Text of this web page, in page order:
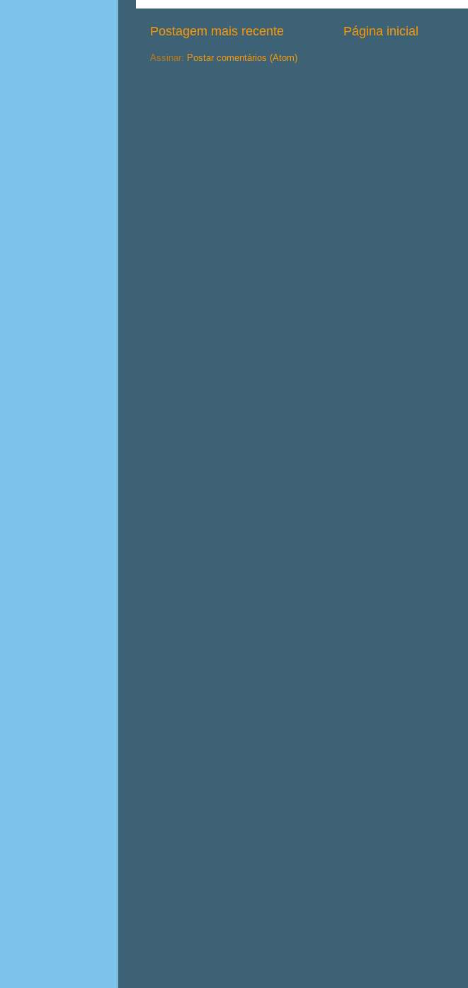
Postagem mais recente Página inicial
Assinar: Postar comentários (Atom)